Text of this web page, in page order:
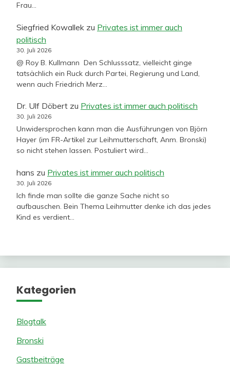
Frau…
Siegfried Kowallek zu Privates ist immer auch
politisch
30. Juli 2026
@ Roy B. Kullmann Den Schlusssatz, vielleicht ginge
tatsächlich ein Ruck durch Partei, Regierung und Land,
wenn auch Friedrich Merz…
Dr. Ulf Döbert zu Privates ist immer auch politisch
30. Juli 2026
Unwidersprochen kann man die Ausführungen von Björn
Hayer (im FR-Artikel zur Leihmutterschaft, Anm. Bronski)
so nicht stehen lassen. Postuliert wird…
hans zu Privates ist immer auch politisch
30. Juli 2026
Ich finde man sollte die ganze Sache nicht so
aufbauschen. Bein Thema Leihmutter denke ich das jedes
Kind es verdient…
Kategorien
Blogtalk
Bronski
Gastbeiträge